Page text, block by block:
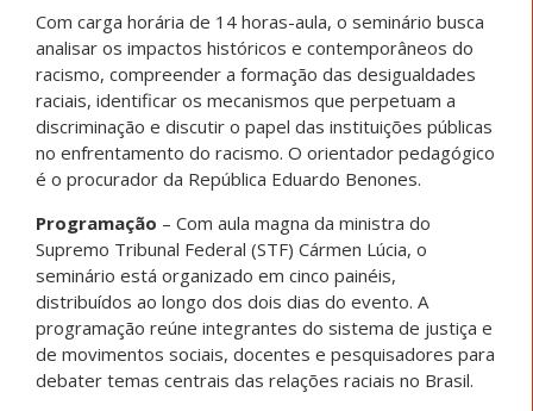
Com carga horária de 14 horas-aula, o seminário busca
analisar os impactos históricos e contemporâneos do
racismo, compreender a formação das desigualdades
raciais, identificar os mecanismos que perpetuam a
discriminação e discutir o papel das instituições públicas
no enfrentamento do racismo. O orientador pedagógico
é o procurador da República Eduardo Benones.
Programação – Com aula magna da ministra do
Supremo Tribunal Federal (STF) Cármen Lúcia, o
seminário está organizado em cinco painéis,
distribuídos ao longo dos dois dias do evento. A
programação reúne integrantes do sistema de justiça e
de movimentos sociais, docentes e pesquisadores para
debater temas centrais das relações raciais no Brasil.